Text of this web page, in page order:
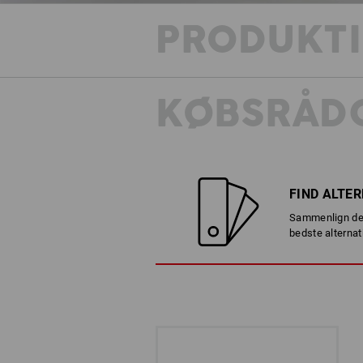
FIND
Sammenlign
bedste